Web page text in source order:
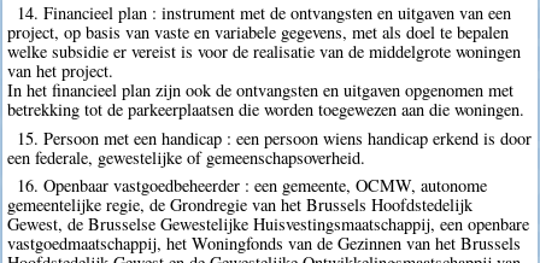
14. Financieel plan : instrument met de ontvangsten en uitgaven van een
project, op basis van vaste en variabele gegevens, met als doel te bepalen
welke subsidie er vereist is voor de realisatie van de middelgrote woningen
van het project.
In het financieel plan zijn ook de ontvangsten en uitgaven opgenomen met
betrekking tot de parkeerplaatsen die worden toegewezen aan die woningen.
15. Persoon met een handicap : een persoon wiens handicap erkend is door
een federale, gewestelijke of gemeenschapsoverheid.
16. Openbaar vastgoedbeheerder : een gemeente, OCMW, autonome
gemeentelijke regie, de Grondregie van het Brussels Hoofdstedelijk
Gewest, de Brusselse Gewestelijke Huisvestingsmaatschappij, een openbare
vastgoedmaatschappij, het Woningfonds van de Gezinnen van het Brussels